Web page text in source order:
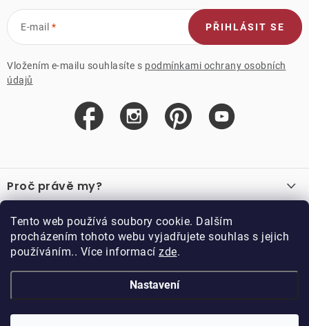
Tento web používá soubory cookie. Dalším
procházením tohoto webu vyjadřujete souhlas s jejich
používáním.. Více informací zde.
Nastavení
E-mail
Vložením e-mailu souhlasíte s podmínkami ochrany osobních
údajů
PŘIHLÁSIT SE
á
p
a
Proč právě my?
Recenze
Důležité odkazy
Velkoobchod
Vzorková prodejna
Kariéra
Blog
O nákupu
Obchodní podmínky
Podmínky věrnostního programu
Doppler CZ spol. s.r.o.,